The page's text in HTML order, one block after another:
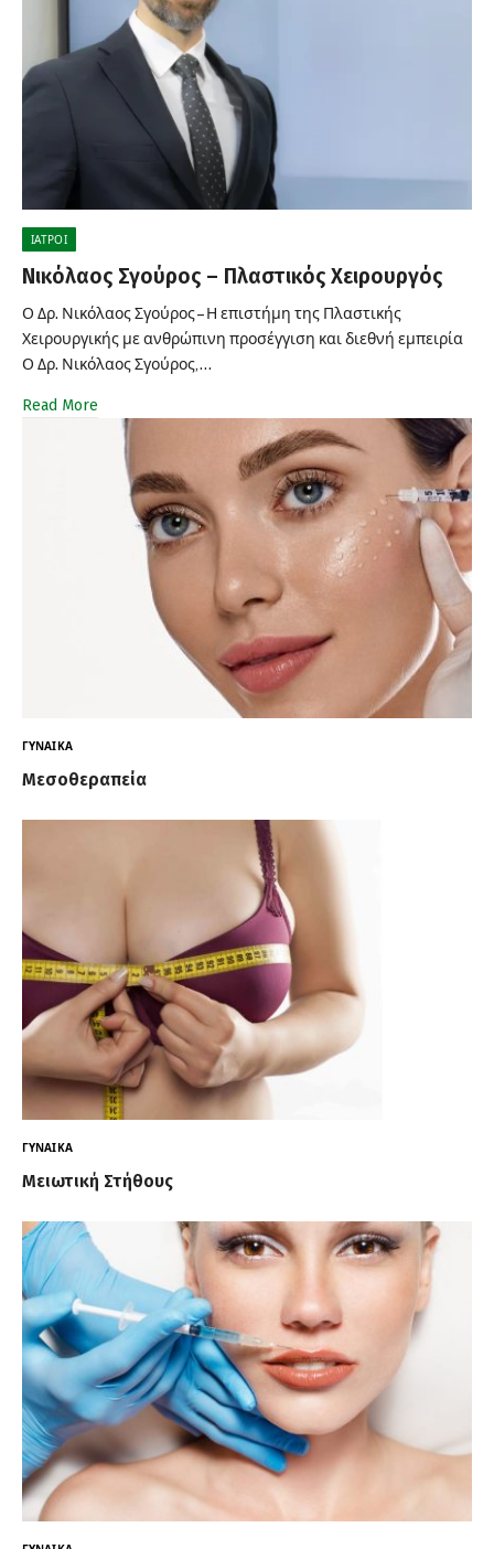
ΙΑΤΡΟΊ
Νικόλαος Σγούρος – Πλαστικός Χειρουργός
Ο Δρ. Νικόλαος Σγούρος – Η επιστήμη της Πλαστικής
Χειρουργικής με ανθρώπινη προσέγγιση και διεθνή εμπειρία
Ο Δρ. Νικόλαος Σγούρος,…
Read More
ΓΥΝΑΊΚΑ
Μεσοθεραπεία
ΓΥΝΑΊΚΑ
Μειωτική Στήθους